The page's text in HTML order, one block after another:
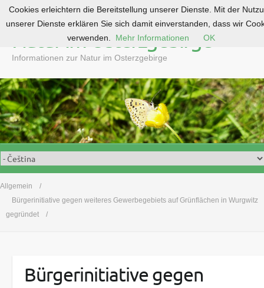
o
c
o
n
t
e
n
Natur im Osterzgebirge
Informationen zur Natur im Osterzgebirge
Allgemein
Bürgerinitiative gegen weiteres Gewerbegebiets auf Grünflächen in Wurgwitz
gegründet
Bürgerinitiative gegen
Cookies erleichtern die Bereitstellung unserer Dienste. Mit der
unserer Dienste erklären Sie sich damit einverstanden, dass wir
verwenden.
Mehr Informationen OK